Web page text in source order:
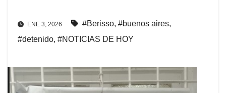
ENE 3, 2026 #Berisso, #buenos aires,
#detenido, #NOTICIAS DE HOY